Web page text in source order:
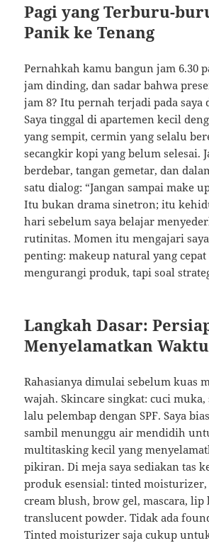
Pagi yang Terburu-
Panik ke Tenang
Pernahkah kamu bangun jam 6.30
jam dinding, dan sadar bahwa
jam 8? Itu pernah terjadi pada saya
Saya tinggal di apartemen kecil
yang sempit, cermin yang selalu
secangkir kopi yang belum selesai.
berdebar, tangan gemetar, dan
satu dialog: “Jangan sampai make
Itu bukan drama sinetron; itu
hari sebelum saya belajar
rutinitas. Momen itu mengajari
penting: makeup natural yang
mengurangi produk, tapi soal
Langkah Dasar:
Menyelamatkan Waktu
Rahasianya dimulai sebelum kuas
wajah. Skincare singkat: cuci
lalu pelembap dengan SPF. Saya
sambil menunggu air mendidih
multitasking kecil yang
pikiran. Di meja saya sediakan tas
produk esensial: tinted moisturizer,
cream blush, brow gel, mascara, lip
translucent powder. Tidak ada
Tinted moisturizer saja cukup